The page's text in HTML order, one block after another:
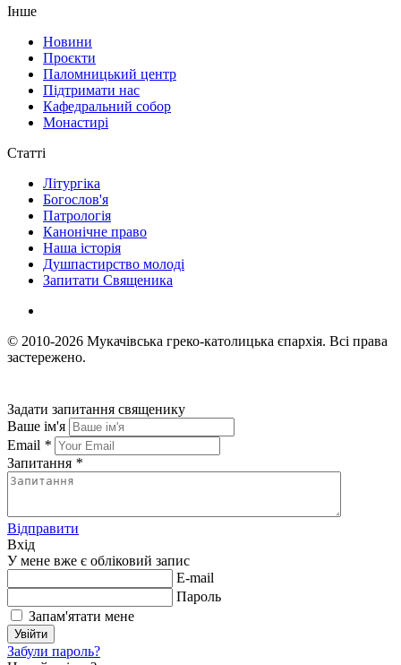
Інше
Новини
Проєкти
Паломницький центр
Підтримати нас
Кафедральний собор
Монастирі
Статті
Літургіка
Богослов'я
Патрологія
Канонічне право
Наша історія
Душпастирство молоді
Запитати Священика
© 2010-2026 Мукачівська греко-католицька єпархія. Всі права
застережено.
Задати запитання священику
Ваше ім'я
Email *
Запитання *
Відправити
Вхід
У мене вже є обліковий запис
E-mail
Пароль
Запам'ятати мене
Увійти
Забули пароль?